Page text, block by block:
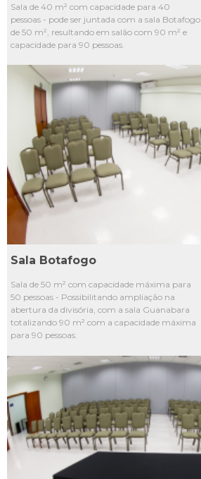
Sala de 40 m² com capacidade para 40
pessoas - pode ser juntada com a sala Botafogo
de 50 m², resultando em salão com 90 m² e
capacidade para 90 pessoas.
L1
L2
L3
L4
Sala Botafogo
Sala de 50 m² com capacidade máxima para
50 pessoas - Possibilitando ampliação na
abertura da divisória, com a sala Guanabara
totalizando 90 m² com a capacidade máxima
para 90 pessoas.
L2
L3
L4